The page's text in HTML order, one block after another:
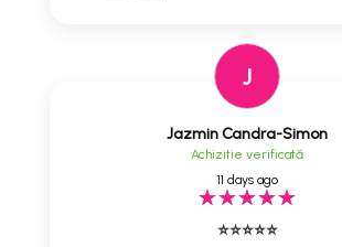
J
Jazmin Candra-Simon
Achizitie verificată
11 days ago
⭐⭐⭐⭐⭐